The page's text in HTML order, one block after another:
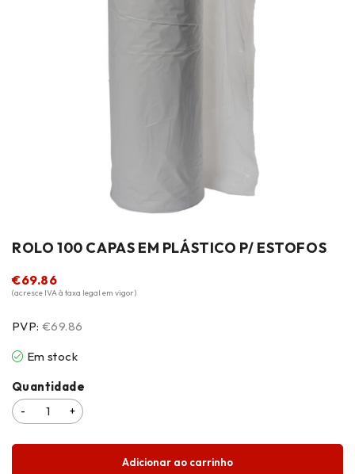
ROLO 100 CAPAS EM PLÁSTICO P/ ESTOFOS
€69.86
(acresce IVA à taxa legal em vigor)
PVP: €69.86
Em stock
Quantidade
Adicionar ao carrinho